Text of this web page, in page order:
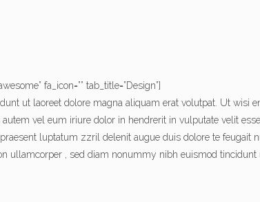
fa_icon=”” tab_title=”Design”]
ut laoreet dolore magna aliquam erat volutpat. Ut wisi
vel eum iriure dolor in hendrerit in vulputate velit
luptatum zzril delenit augue duis dolore te feugait
ullamcorper , sed diam nonummy nibh euismod tincidunt